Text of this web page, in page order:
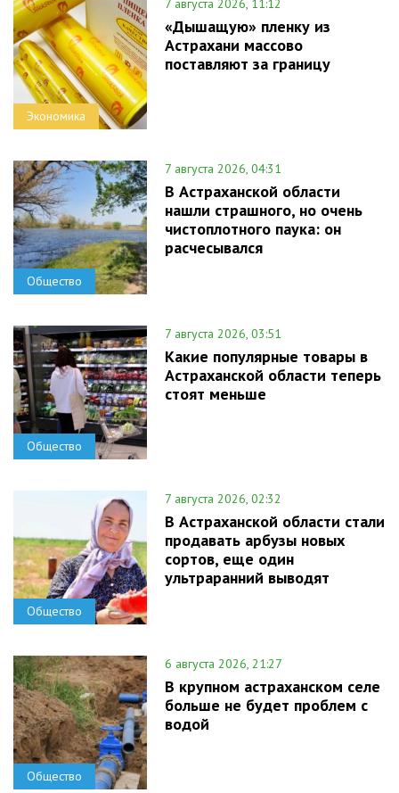
Экономика
7 августа 2026, 11:12
«Дышащую» пленку из
Астрахани массово
поставляют за границу
Общество
7 августа 2026, 04:31
В Астраханской области
нашли страшного, но очень
чистоплотного паука: он
расчесывался
Общество
7 августа 2026, 03:51
Какие популярные товары в
Астраханской области теперь
стоят меньше
Общество
7 августа 2026, 02:32
В Астраханской области стали
продавать арбузы новых
сортов, еще один
ультраранний выводят
Общество
6 августа 2026, 21:27
В крупном астраханском селе
больше не будет проблем с
водой